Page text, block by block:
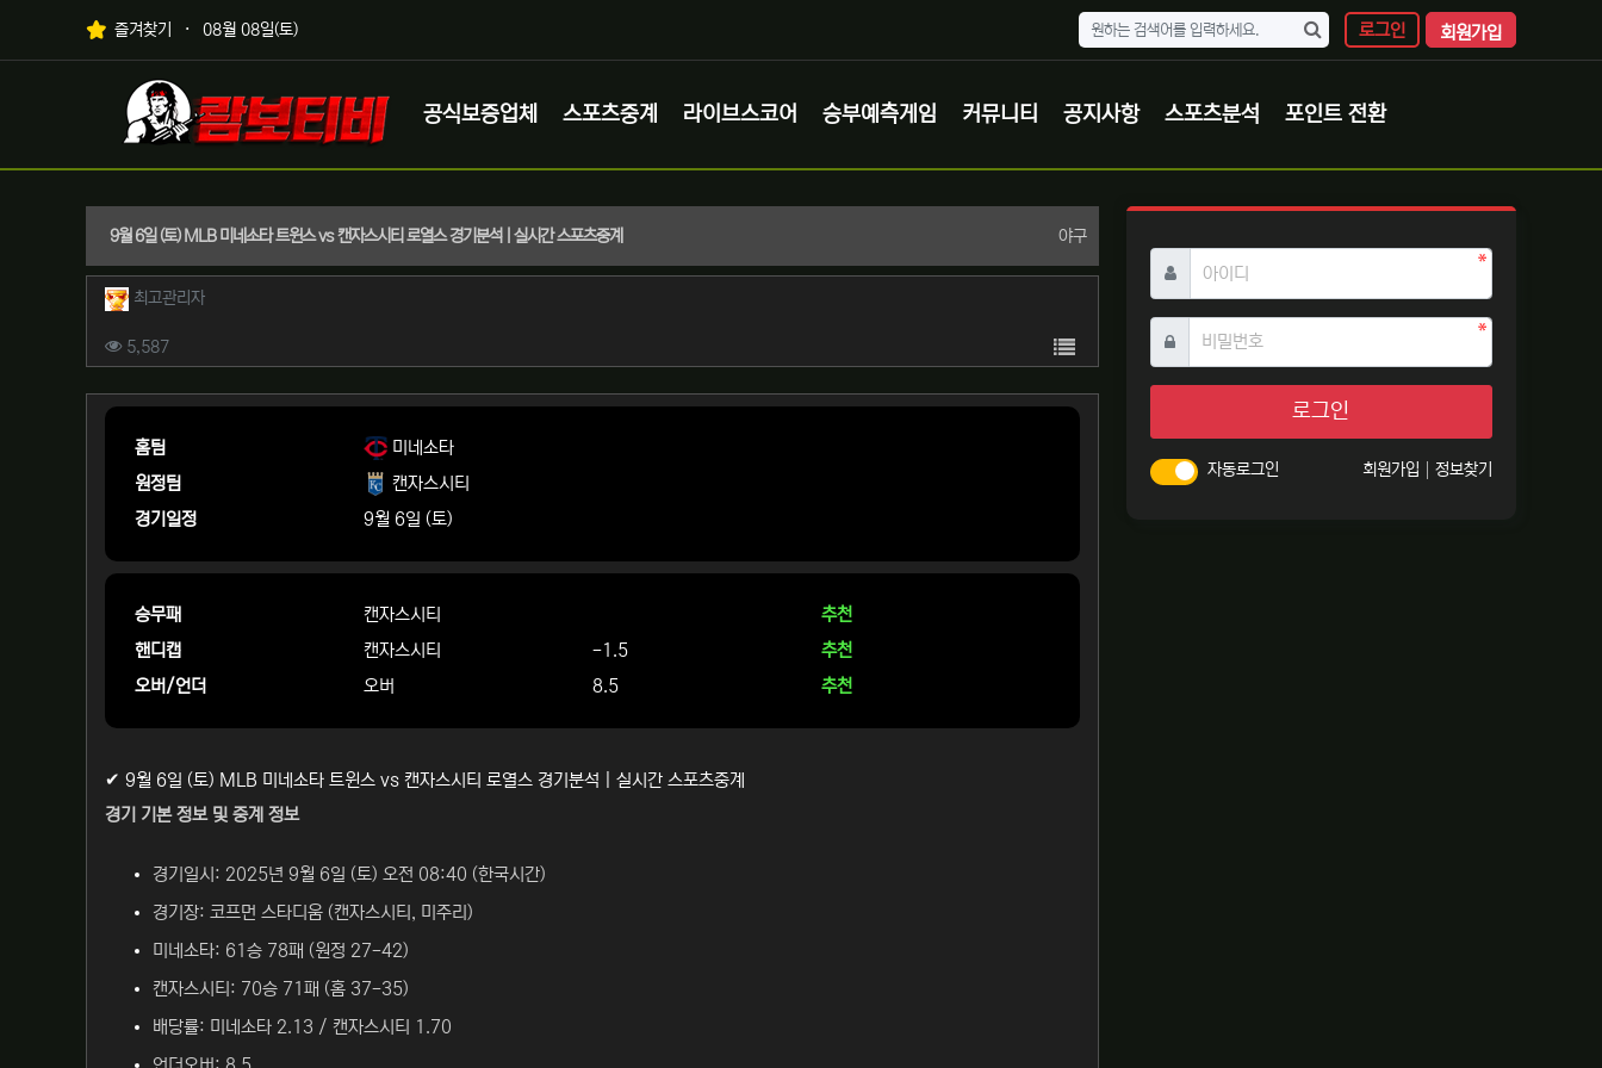
상단 네비즐겨찾기 08월 08일(토) 로그인 회원가입
로고
공식보증업체 스포츠중계 라이브스코어 승부예측게임 커뮤니티 공지사항 스포츠분석 포인트 전환
9월 6일 (토) MLB 미네소타 트윈스 vs 캔자스시티 로열스 경기분석 | 실시간 스포츠중계 야구분류
작성자 정보
최고관리자작성
컨텐츠 정보
5,587조회 목록
본문
홈팀
미네소타
원정팀
캔자스시티
경기일정
9월 6일 (토)
승무패 캔자스시티
추천
핸디캡
캔자스시티 -1.5
추천
오버/언더
오버 8.5 추천
✔ 9월 6일 (토) MLB 미네소타 트윈스 vs 캔자스시티 로열스 경기분석 | 실시간 스포츠중계
경기 기본 정보 및 중계 정보
경기일시: 2025년 9월 6일 (토) 오전 08:40 (한국시간)
경기장: 코프먼 스타디움 (캔자스시티, 미주리)
미네소타: 61승 78패 (원정 27-42)
캔자스시티: 70승 71패 (홈 37-35)
배당률: 미네소타 2.13 / 캔자스시티 1.70
아이디 필수
비밀번호필수
로그인
자동로그인 회원가입 정보찾기